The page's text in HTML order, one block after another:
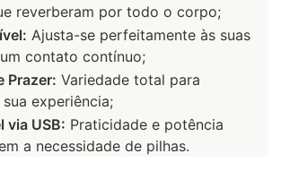
reverberam por todo o corpo;
Ajusta-se perfeitamente às suas
contato contínuo;
Prazer: Variedade total para
experiência;
via USB: Praticidade e potência
a necessidade de pilhas.